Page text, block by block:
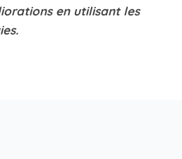
en utilisant les